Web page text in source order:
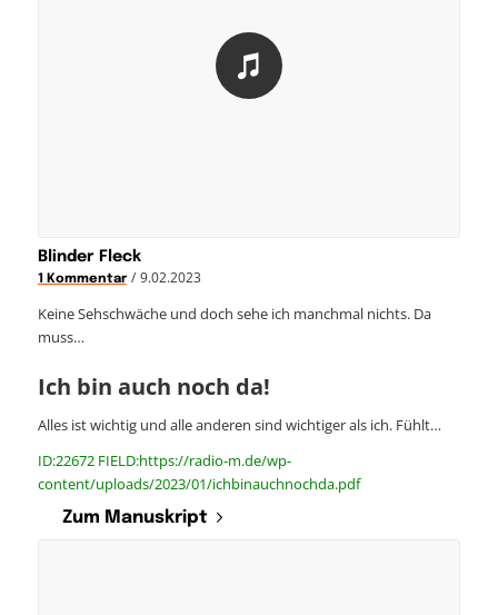
Blinder Fleck
1 Kommentar / 9.02.2023
Keine Sehschwäche und doch sehe ich manchmal nichts. Da
muss…
Ich bin auch noch da!
Alles ist wichtig und alle anderen sind wichtiger als ich. Fühlt…
ID:22672 FIELD:https://radio-m.de/wp-
content/uploads/2023/01/ichbinauchnochda.pdf
Zum Manuskript